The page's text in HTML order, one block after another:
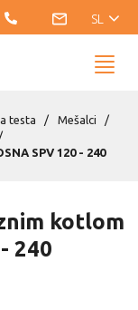
SL
testa
Mešalci
SPV 120 - 240
kotlom
240